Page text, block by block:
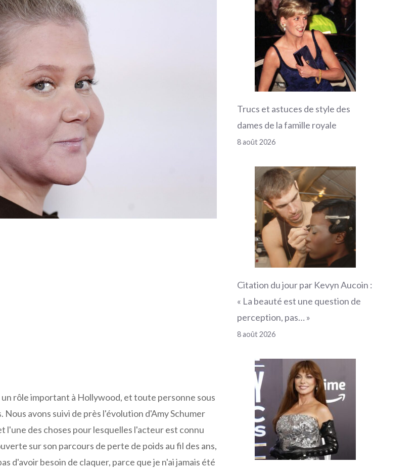
rôle important à Hollywood, et toute personne sous
avons suivi de près l'évolution d'Amy Schumer
l'une des choses pour lesquelles l'acteur est connu
sur son parcours de perte de poids au fil des ans,
d'avoir besoin de claquer, parce que je n'ai jamais été
Trucs et astuces de style des
dames de la famille royale
8 août 2026
Citation du jour par Kevyn Aucoin :
« La beauté est une question de
perception, pas… »
8 août 2026